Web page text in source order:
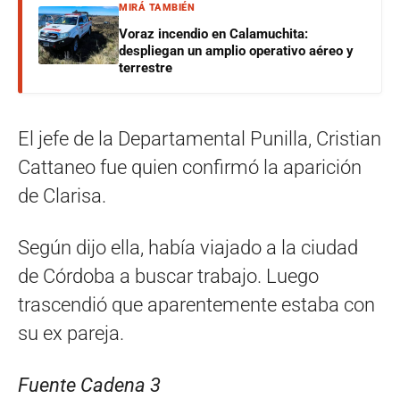
MIRÁ TAMBIÉN
Voraz incendio en Calamuchita:
despliegan un amplio operativo aéreo y
terrestre
El jefe de la Departamental Punilla, Cristian
Cattaneo fue quien confirmó la aparición
de Clarisa.
Según dijo ella, había viajado a la ciudad
de Córdoba a buscar trabajo. Luego
trascendió que aparentemente estaba con
su ex pareja.
Fuente Cadena 3